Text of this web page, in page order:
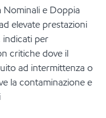
e Doppia
elevate prestazioni
indicati per
critiche dove il
ad intermittenza o
la contaminazione e